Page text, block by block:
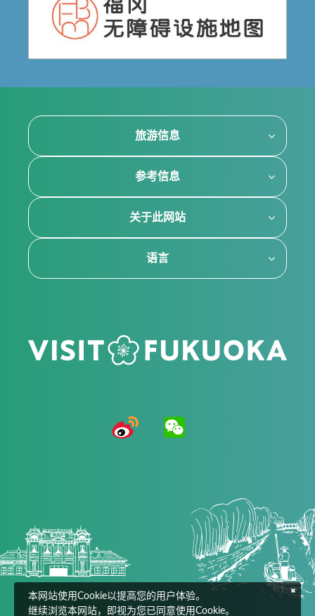
旅游信息
参考信息
关于此网站
语言
本网站使用Cookie以提高您的用户体验。
继续浏览本网站，即视为您已同意使用Cookie。